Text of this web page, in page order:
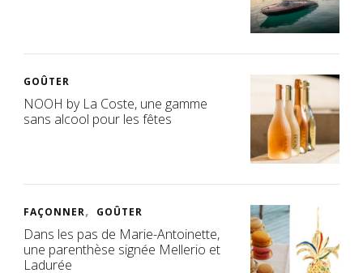
GOÛTER
NOOH by La Coste, une gamme
sans alcool pour les fêtes
FAÇONNER GOÛTER
Dans les pas de Marie-Antoinette,
une parenthèse signée Mellerio et
Ladurée